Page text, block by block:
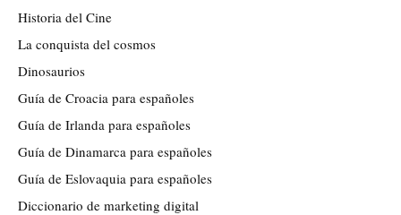
Historia del Cine
La conquista del cosmos
Dinosaurios
Guía de Croacia para españoles
Guía de Irlanda para españoles
Guía de Dinamarca para españoles
Guía de Eslovaquia para españoles
Diccionario de marketing digital